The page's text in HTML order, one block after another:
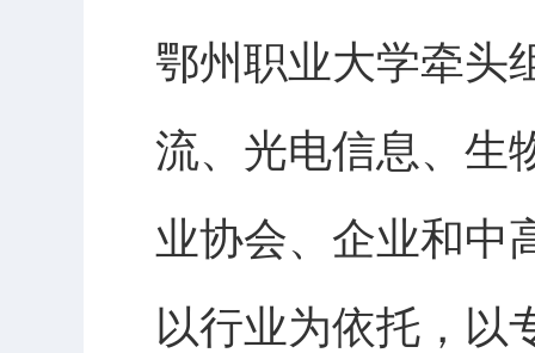
鄂州职业大学牵头
流、光电信息、生
业协会、企业和中
以行业为依托，以